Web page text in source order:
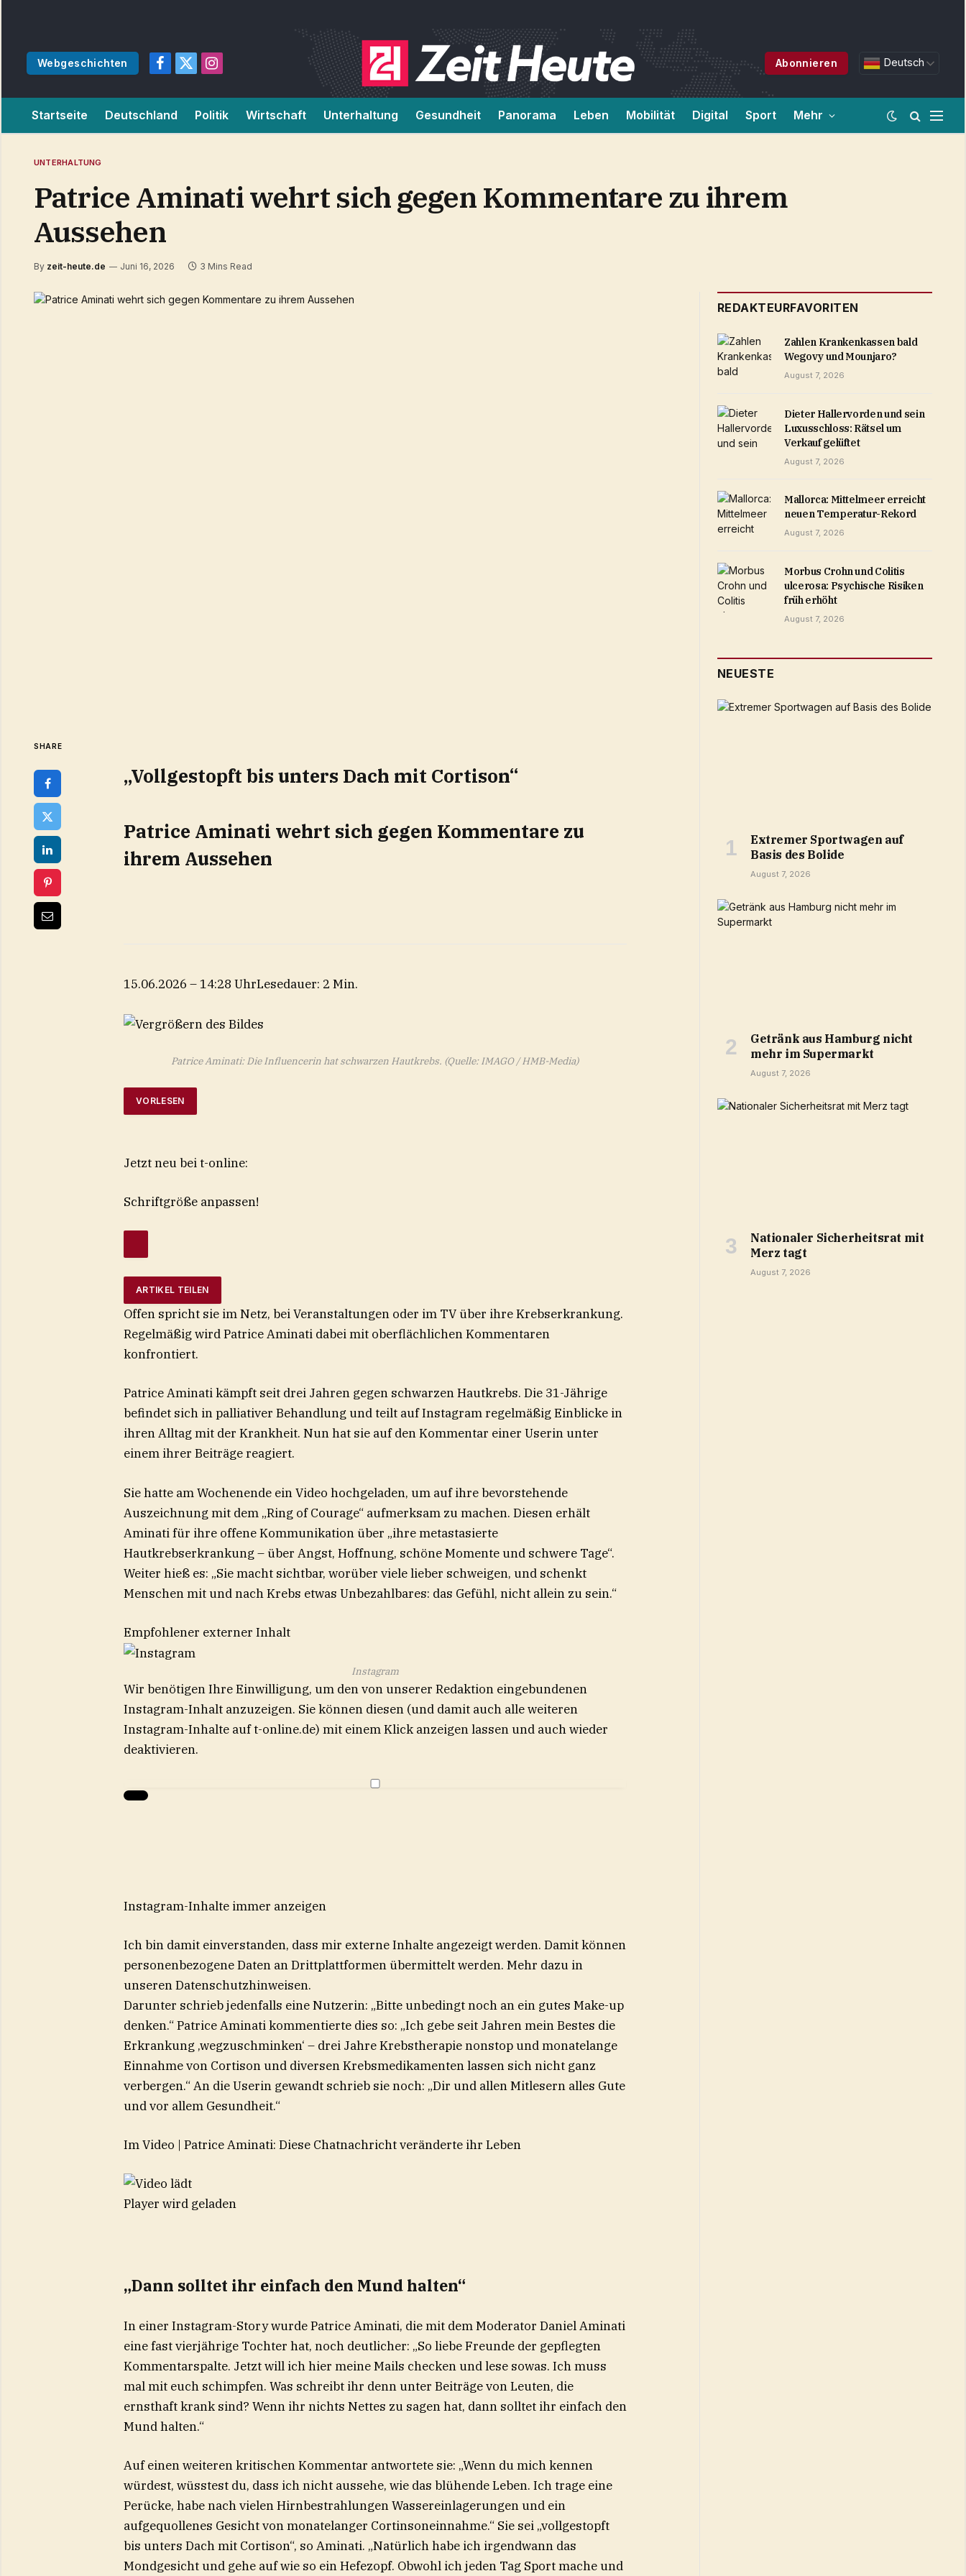
Webgeschichten
Facebook
X
Instagram
Abonnieren Deutsch
Startseite Deutschland Politik Wirtschaft Unterhaltung Gesundheit Panorama Leben Mobilität Digital Sport Mehr
UNTERHALTUNG
Patrice Aminati wehrt sich gegen Kommentare zu ihrem
Aussehen
By zeit-heute.de Juni 16, 2026 3 Mins Read
SHARE
„Vollgestopft bis unters Dach mit Cortison“
Patrice Aminati wehrt sich gegen Kommentare zu
ihrem Aussehen
15.06.2026 – 14:28 UhrLesedauer: 2 Min.
Patrice Aminati: Die Influencerin hat schwarzen Hautkrebs. (Quelle: IMAGO / HMB-Media)
VORLESEN
Jetzt neu bei t-online:
Schriftgröße anpassen!
ARTIKEL TEILEN
Offen spricht sie im Netz, bei Veranstaltungen oder im TV über ihre Krebserkrankung.
Regelmäßig wird Patrice Aminati dabei mit oberflächlichen Kommentaren
konfrontiert.
Patrice Aminati kämpft seit drei Jahren gegen schwarzen Hautkrebs. Die 31-Jährige
befindet sich in palliativer Behandlung und teilt auf Instagram regelmäßig Einblicke in
ihren Alltag mit der Krankheit. Nun hat sie auf den Kommentar einer Userin unter
einem ihrer Beiträge reagiert.
Sie hatte am Wochenende ein Video hochgeladen, um auf ihre bevorstehende
Auszeichnung mit dem „Ring of Courage“ aufmerksam zu machen. Diesen erhält
Aminati für ihre offene Kommunikation über „ihre metastasierte
Hautkrebserkrankung – über Angst, Hoffnung, schöne Momente und schwere Tage“.
Weiter hieß es: „Sie macht sichtbar, worüber viele lieber schweigen, und schenkt
Menschen mit und nach Krebs etwas Unbezahlbares: das Gefühl, nicht allein zu sein.“
Empfohlener externer Inhalt
Instagram
Wir benötigen Ihre Einwilligung, um den von unserer Redaktion eingebundenen
Instagram-Inhalt anzuzeigen. Sie können diesen (und damit auch alle weiteren
Instagram-Inhalte auf t-online.de) mit einem Klick anzeigen lassen und auch wieder
deaktivieren.
Instagram-Inhalte immer anzeigen
Ich bin damit einverstanden, dass mir externe Inhalte angezeigt werden. Damit können
personenbezogene Daten an Drittplattformen übermittelt werden. Mehr dazu in
unseren Datenschutzhinweisen.
Darunter schrieb jedenfalls eine Nutzerin: „Bitte unbedingt noch an ein gutes Make-up
denken.“ Patrice Aminati kommentierte dies so: „Ich gebe seit Jahren mein Bestes die
Erkrankung ‚wegzuschminken‘ – drei Jahre Krebstherapie nonstop und monatelange
Einnahme von Cortison und diversen Krebsmedikamenten lassen sich nicht ganz
verbergen.“ An die Userin gewandt schrieb sie noch: „Dir und allen Mitlesern alles Gute
und vor allem Gesundheit.“
Im Video | Patrice Aminati: Diese Chatnachricht veränderte ihr Leben
Player wird geladen
„Dann solltet ihr einfach den Mund halten“
In einer Instagram-Story wurde Patrice Aminati, die mit dem Moderator Daniel Aminati
eine fast vierjährige Tochter hat, noch deutlicher: „So liebe Freunde der gepflegten
Kommentarspalte. Jetzt will ich hier meine Mails checken und lese sowas. Ich muss
mal mit euch schimpfen. Was schreibt ihr denn unter Beiträge von Leuten, die
ernsthaft krank sind? Wenn ihr nichts Nettes zu sagen hat, dann solltet ihr einfach den
Mund halten.“
Auf einen weiteren kritischen Kommentar antwortete sie: „Wenn du mich kennen
würdest, wüsstest du, dass ich nicht aussehe, wie das blühende Leben. Ich trage eine
Perücke, habe nach vielen Hirnbestrahlungen Wassereinlagerungen und ein
aufgequollenes Gesicht von monatelanger Cortinsoneinnahme.“ Sie sei „vollgestopft
bis unters Dach mit Cortison“, so Aminati. „Natürlich habe ich irgendwann das
Mondgesicht und gehe auf wie so ein Hefezopf. Obwohl ich jeden Tag Sport mache und
REDAKTEURFAVORITEN
Zahlen Krankenkassen bald
Wegovy und Mounjaro?
August 7, 2026
Dieter Hallervorden und sein
Luxusschloss: Rätsel um
Verkauf gelüftet
August 7, 2026
Mallorca: Mittelmeer erreicht
neuen Temperatur-Rekord
August 7, 2026
Morbus Crohn und Colitis
ulcerosa: Psychische Risiken
früh erhöht
August 7, 2026
NEUESTE
Extremer Sportwagen auf
Basis des Bolide
August 7, 2026
Getränk aus Hamburg nicht
mehr im Supermarkt
August 7, 2026
Nationaler Sicherheitsrat mit
Merz tagt
August 7, 2026